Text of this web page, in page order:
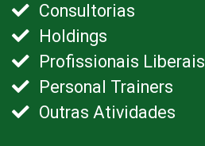
Consultorias
Holdings
Profissionais Liberais
Personal Trainers
Outras Atividades